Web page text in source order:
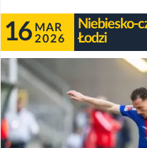
16 MAR
2026
Niebiesko-
Łodzi